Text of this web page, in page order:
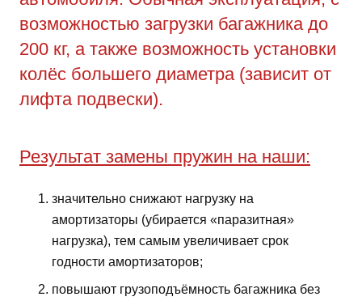
возможностью загрузки багажника до
200 кг, а также возможность установки
колёс большего диаметра (зависит от
лифта подвески).
Результат замены пружин на наши:
значительно снижают нагрузку на
амортизаторы (убирается «паразитная»
нагрузка), тем самым увеличивает срок
годности амортизаторов;
повышают грузоподъёмность багажника без